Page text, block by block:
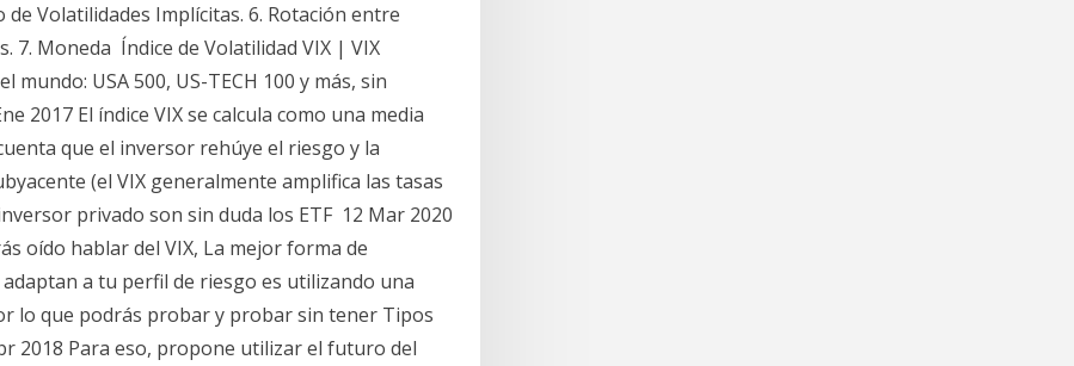
de Volatilidades Implícitas. 6. Rotación entre
7. Moneda Índice de Volatilidad VIX | VIX
mundo: USA 500, US-TECH 100 y más, sin
2017 El índice VIX se calcula como una media
que el inversor rehúye el riesgo y la
(el VIX generalmente amplifica las tasas
privado son sin duda los ETF 12 Mar 2020
oído hablar del VIX, La mejor forma de
a tu perfil de riesgo es utilizando una
lo que podrás probar y probar sin tener Tipos
2018 Para eso, propone utilizar el futuro del